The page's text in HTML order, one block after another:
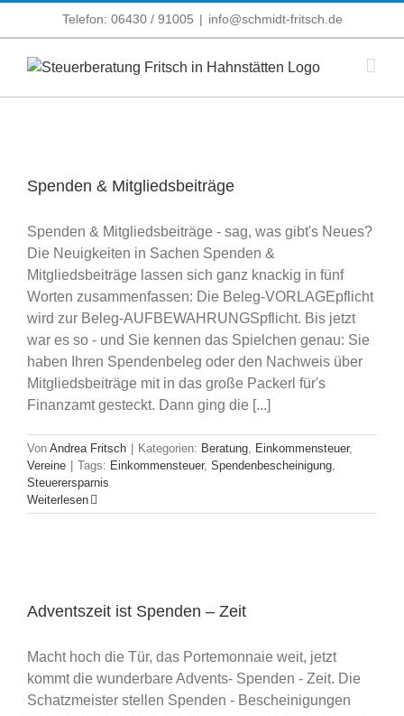
Telefon: 06430 / 91005 | info@schmidt-fritsch.de
Spenden & Mitgliedsbeiträge
Spenden & Mitgliedsbeiträge - sag, was gibt's Neues?
Die Neuigkeiten in Sachen Spenden &
Mitgliedsbeiträge lassen sich ganz knackig in fünf
Worten zusammenfassen: Die Beleg-VORLAGEpflicht
wird zur Beleg-AUFBEWAHRUNGSpflicht. Bis jetzt
war es so - und Sie kennen das Spielchen genau: Sie
haben Ihren Spendenbeleg oder den Nachweis über
Mitgliedsbeiträge mit in das große Packerl für's
Finanzamt gesteckt. Dann ging die [...]
Von Andrea Fritsch Kategorien: Beratung Einkommensteuer,
Vereine
Tags: Einkommensteuer, Spendenbescheinigung
Steuerersparnis
Weiterlesen
Adventszeit ist Spenden – Zeit
Macht hoch die Tür, das Portemonnaie weit, jetzt
kommt die wunderbare Advents- Spenden - Zeit. Die
Schatzmeister stellen Spenden - Bescheinigungen